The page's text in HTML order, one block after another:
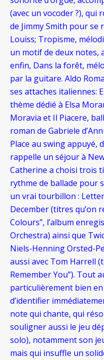
(avec un vocoder ?),
de Jimmy Smith pour se
Louiss; Tropisme,
un motif de deux notes,
enfin, Dans la forêt,
par la guitare. Aldo
ses attaches italiennes:
thème dédié à Elsa
Moravia et Il Piacere,
roman de Gabriele
Place au swing appuyé,
rappelle un séjour à
Catherine a choisi trois
rythme de ballade pour
un vrai tourbillon :
December (titres qu’on
Colours”, l’album
Orchestra) ainsi que
Niels-Henning Orsted-
aussi avec Tom Harrell
Remember You”). Tout
particulièrement bien
d’identifier
note qui chante, qui
souligner aussi le jeu
solo), notamment son
mais qui insuffle un